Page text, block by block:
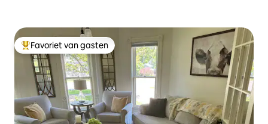
Topfavoriet van gasten
Favoriet van gasten